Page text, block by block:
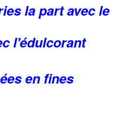
la part avec le
l'édulcorant
en fines